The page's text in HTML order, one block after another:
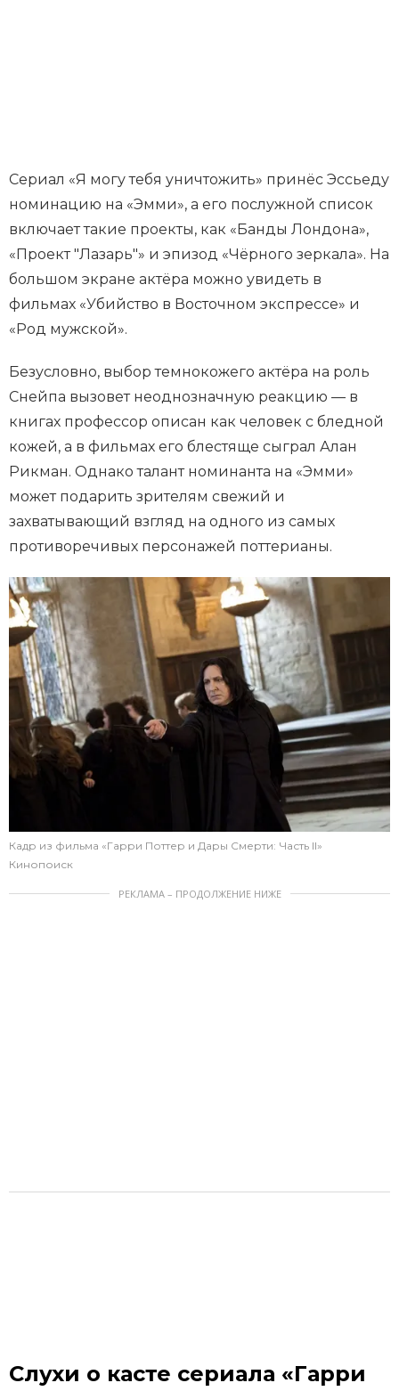
Сериал «Я могу тебя уничтожить» принёс Эссьеду
номинацию на «Эмми», а его послужной список
включает такие проекты, как «Банды Лондона»,
«Проект "Лазарь"» и эпизод «Чёрного зеркала». На
большом экране актёра можно увидеть в
фильмах «Убийство в Восточном экспрессе» и
«Род мужской».
Безусловно, выбор темнокожего актёра на роль
Снейпа вызовет неоднозначную реакцию — в
книгах профессор описан как человек с бледной
кожей, а в фильмах его блестяще сыграл Алан
Рикман. Однако талант номинанта на «Эмми»
может подарить зрителям свежий и
захватывающий взгляд на одного из самых
противоречивых персонажей поттерианы.
Кадр из фильма «Гарри Поттер и Дары Смерти: Часть II»
Кинопоиск
РЕКЛАМА – ПРОДОЛЖЕНИЕ НИЖЕ
Слухи о касте сериала «Гарри